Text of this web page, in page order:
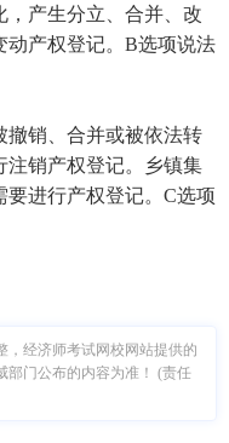
产生分立、合并、改
动产权登记。B选项说法
销、合并或被依法转
注销产权登记。乡镇集
进行产权登记。C选项
，经济师考试网校网站提供的
部门公布的内容为准！ (责任